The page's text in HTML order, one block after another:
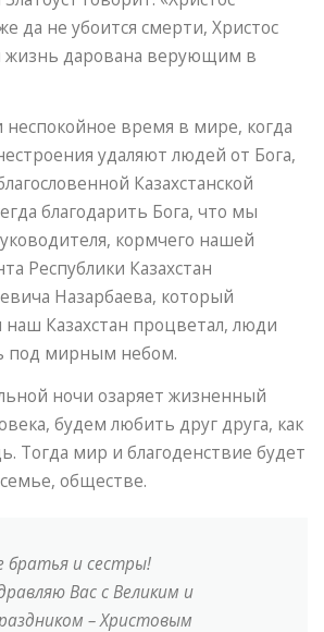
да не убоится смерти, Христос
жизнь дарована верующим в
время в мире, когда
удаляют людей от Бога,
Казахстанской
благодарить Бога, что мы
кормчего нашей
Республики Казахстан
Назарбаева, который
наш Казахстан процветал, люди
под мирным небом.
ночи озаряет жизненный
будем любить друг друга, как
Тогда мир и благоденствие будет
обществе.
братья и сестры!
Вас с Великим и
– Христовым